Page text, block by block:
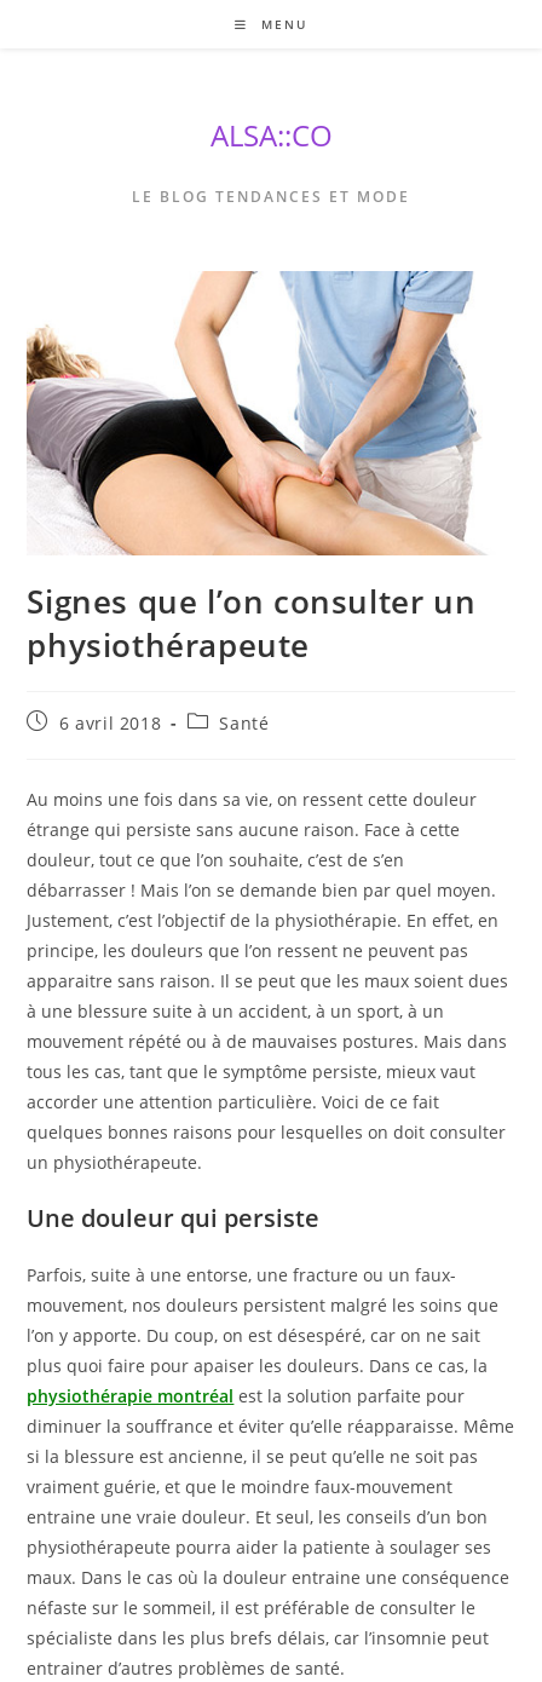
MENU
ALSA::CO
LE BLOG TENDANCES ET MODE
Signes que l’on consulter un
physiothérapeute
Publication
6 avril 2018
PostSanté
Au moins une fois dans sa vie, on ressent cette douleur
étrange qui persiste sans aucune raison. Face à cette
douleur, tout ce que l’on souhaite, c’est de s’en
débarrasser ! Mais l’on se demande bien par quel moyen.
Justement, c’est l’objectif de la physiothérapie. En effet, en
principe, les douleurs que l’on ressent ne peuvent pas
apparaitre sans raison. Il se peut que les maux soient dues
à une blessure suite à un accident, à un sport, à un
mouvement répété ou à de mauvaises postures. Mais dans
tous les cas, tant que le symptôme persiste, mieux vaut
accorder une attention particulière. Voici de ce fait
quelques bonnes raisons pour lesquelles on doit consulter
un physiothérapeute.
Une douleur qui persiste
Parfois, suite à une entorse, une fracture ou un faux-
mouvement, nos douleurs persistent malgré les soins que
l’on y apporte. Du coup, on est désespéré, car on ne sait
plus quoi faire pour apaiser les douleurs. Dans ce cas, la
physiothérapie montréal est la solution parfaite pour
diminuer la souffrance et éviter qu’elle réapparaisse. Même
si la blessure est ancienne, il se peut qu’elle ne soit pas
vraiment guérie, et que le moindre faux-mouvement
entraine une vraie douleur. Et seul, les conseils d’un bon
physiothérapeute pourra aider la patiente à soulager ses
maux. Dans le cas où la douleur entraine une conséquence
néfaste sur le sommeil, il est préférable de consulter le
spécialiste dans les plus brefs délais, car l’insomnie peut
entrainer d’autres problèmes de santé.